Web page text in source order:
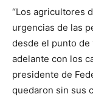
“Los agricultores
urgencias de las
desde el punto de
adelante con los
presidente de
quedaron sin sus